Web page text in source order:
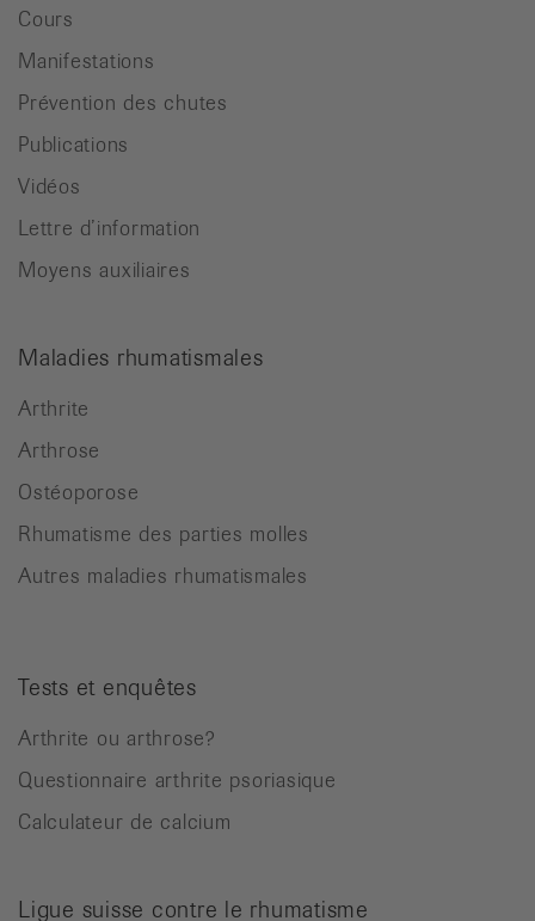
Cours
Manifestations
Prévention des chutes
Publications
Vidéos
Lettre d’information
Moyens auxiliaires
Maladies rhumatismales
Arthrite
Arthrose
Ostéoporose
Rhumatisme des parties molles
Autres maladies rhumatismales
Tests et enquêtes
Arthrite ou arthrose?
Questionnaire arthrite psoriasique
Calculateur de calcium
Ligue suisse contre le rhumatisme